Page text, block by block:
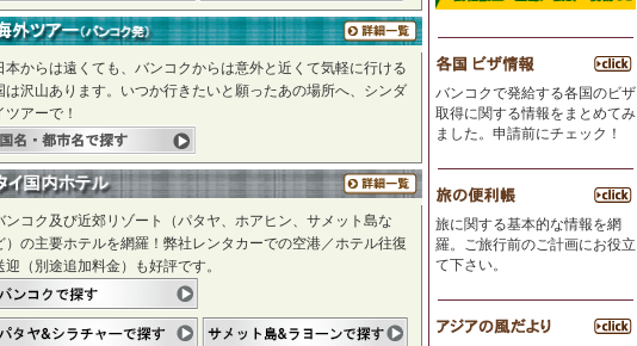
本からは遠くても、バンコクからは意外と近くて気軽に行ける
は沢山あります。いつか行きたいと願ったあの場所へ、シンダ
ツアーで！
ンコク及び近郊リゾート（パタヤ、ホアヒン、サメット島な
）の主要ホテルを網羅！弊社レンタカーでの空港／ホテル往復
迎（別途追加料金）も好評です。
バンコクで発給する各国のビザ
取得に関する情報をまとめてみ
ました。申請前にチェック！
旅に関する基本的な情報を網
羅。ご旅行前のご計画にお役立
て下さい。